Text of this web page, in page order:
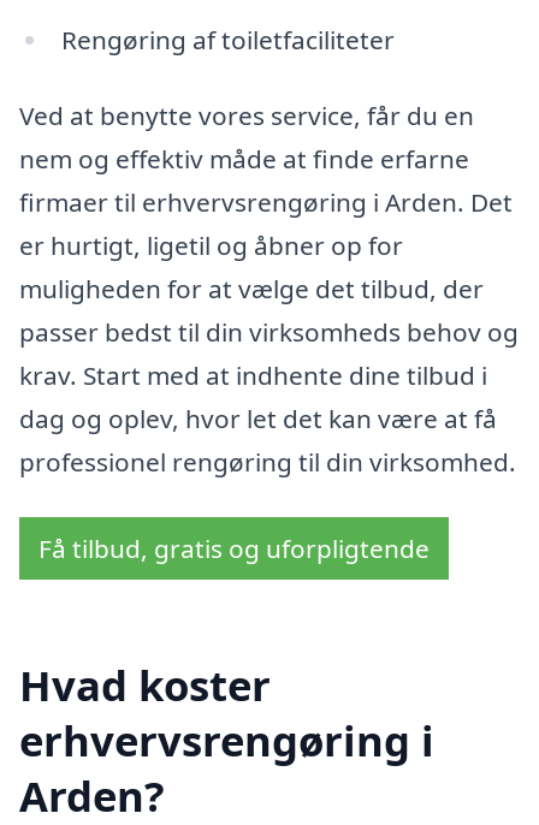
Rengøring af toiletfaciliteter
Ved at benytte vores service, får du en
nem og effektiv måde at finde erfarne
firmaer til erhvervsrengøring i Arden. Det
er hurtigt, ligetil og åbner op for
muligheden for at vælge det tilbud, der
passer bedst til din virksomheds behov og
krav. Start med at indhente dine tilbud i
dag og oplev, hvor let det kan være at få
professionel rengøring til din virksomhed.
Få tilbud, gratis og uforpligtende
Hvad koster
erhvervsrengøring i
Arden?